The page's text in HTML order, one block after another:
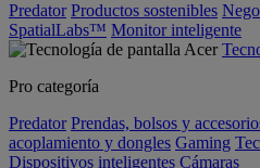
Predator Productos sostenibles
SpatialLabs™ Monitor inteligente
Pro categoría
Predator Prendas, bolsos y
acoplamiento y dongles Gaming
Dispositivos inteligentes Cámaras